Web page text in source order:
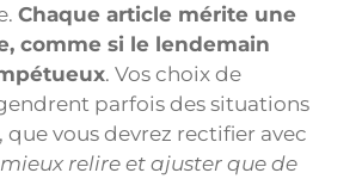
Chaque article mérite une
comme si le lendemain
. Vos choix de
parfois des situations
que vous devrez rectifier avec
relire et ajuster que de